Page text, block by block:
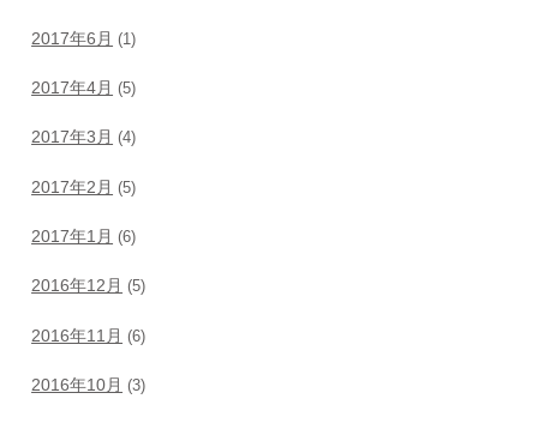
2017年6月 (1)
2017年4月 (5)
2017年3月 (4)
2017年2月 (5)
2017年1月 (6)
2016年12月 (5)
2016年11月 (6)
2016年10月 (3)